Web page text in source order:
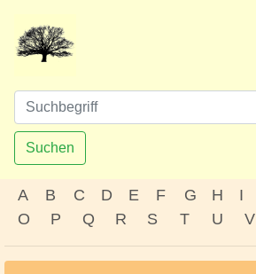
Suchen
A B C D E F G H I
O
P Q R S T U V